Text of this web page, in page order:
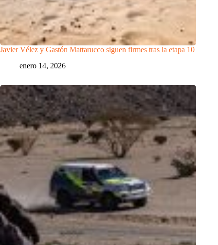
Javier Vélez y Gastón Mattarucco siguen firmes tras la etapa 10
enero 14, 2026